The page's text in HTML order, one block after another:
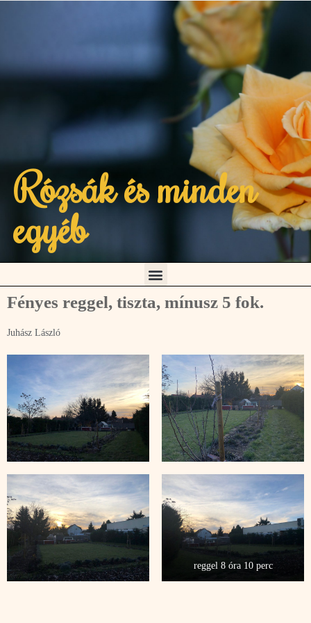
Rózsák és minden
egyéb
Fényes reggel, tiszta, mínusz 5 fok.
Juhász László
reggel 8 óra 10 perc